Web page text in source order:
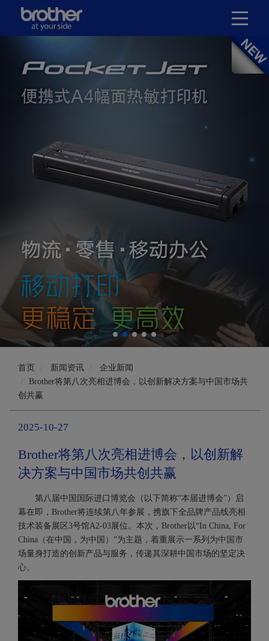
首页 新闻资讯
企业新闻
Brother将第八次亮相进博会，以创新解决方案与中国市场共
创共赢
2025-10-27
Brother将第八次亮相进博会，以创新解
决方案与中国市场共创共赢
第八届中国国际进口博览会（以下简称“本届进博会”）启
幕在即，Brother将连续第八年参展，携旗下全品牌产品线亮相
技术装备展区3号馆A2-03展位。本次，Brother以“In China, For
China（在中国，为中国）”为主题，着重展示一系列为中国市
场量身打造的创新产品与服务，传递其深耕中国市场的坚定决
心。